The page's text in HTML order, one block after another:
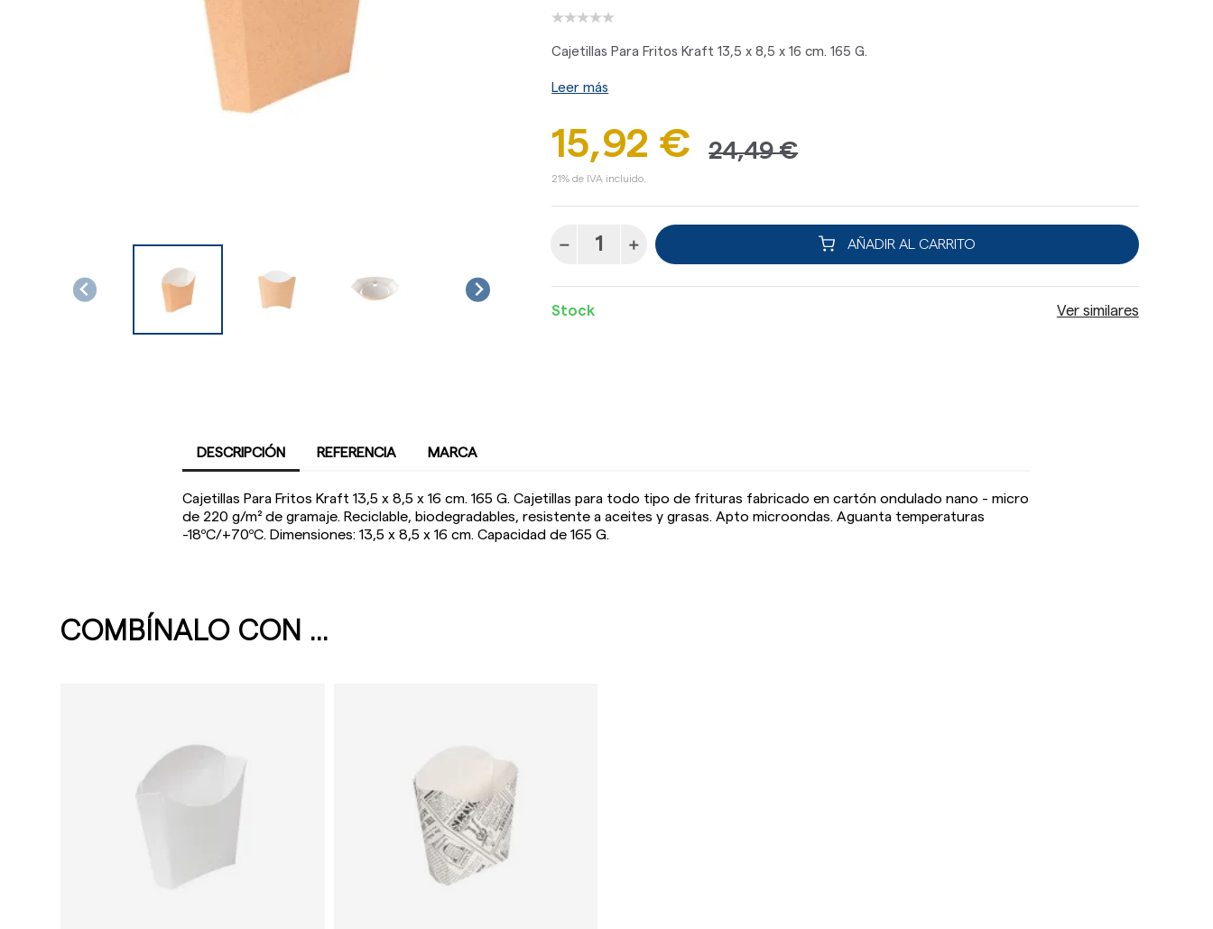
Cajetillas Para Fritos Kraft 13,5 x 8,5 x 16 cm. 165 G.
Leer más
15,92 € 24,49 €
21% de IVA incluido.
AÑADIR AL CARRITO
Stock Ver similares
DESCRIPCIÓN REFERENCIA MARCA
Cajetillas Para Fritos Kraft 13,5 x 8,5 x 16 cm. 165 G. Cajetillas para todo tipo de frituras fabricado en cartón ondulado nano - micro
de 220 g/m² de gramaje. Reciclable, biodegradables, resistente a aceites y grasas. Apto microondas. Aguanta temperaturas
-18ºC/+70ºC. Dimensiones: 13,5 x 8,5 x 16 cm. Capacidad de 165 G.
COMBÍNALO CON ...